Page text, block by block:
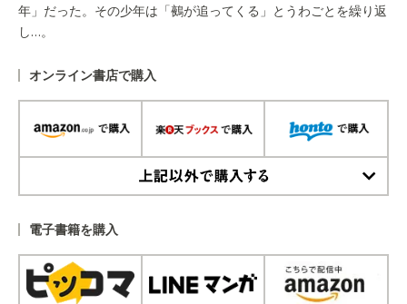
年」だった。その少年は「鵺が追ってくる」とうわごとを繰り返
し…。
オンライン書店で購入
電子書籍を購入